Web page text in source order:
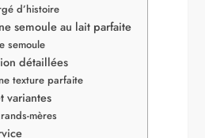
d’histoire
semoule au lait parfaite
semoule
détaillées
texture parfaite
variantes
mères